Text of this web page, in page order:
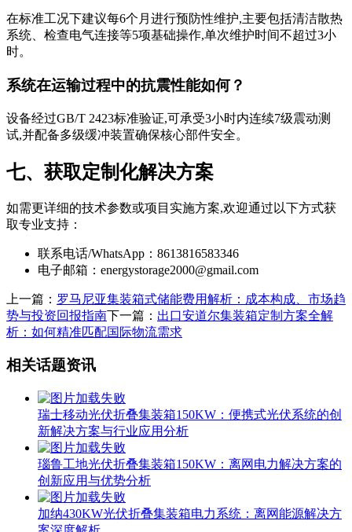
在标准工况下建议每6个月进行预防性维护,主要包括清洁散热
系统、检查电气连接等5项基础操作,单次维护时间不超过3小
时。
系统在运输过程中的抗震性能如何？
设备经过GB/T 2423标准验证,可承受3小时内连续7级震动测
试,并配备多级缓冲装置确保核心部件安全。
七、获取定制化解决方案
如需更详细的技术参数或项目实施方案,欢迎通过以下方式获
取专业支持：
联系电话/WhatsApp：8613816583346
电子邮箱： energystorage2000@gmail.com
上一篇： 罗马尼亚集装箱式储能费用解析：成本构成、市场趋
势与投资回报指南下一篇： 出口安道尔集装箱定制方案全解
析：如何精准匹配国际物流需求
相关话题资讯
瑞士移动光伏折叠集装箱150KW：便携式光伏系统的创
新解决方案与行业应用分析
瑙鲁工地光伏折叠集装箱150KW：离网电力解决方案的
创新应用与优势分析
加纳430KW光伏折叠集装箱电力系统：离网能源解决方
案深度解析